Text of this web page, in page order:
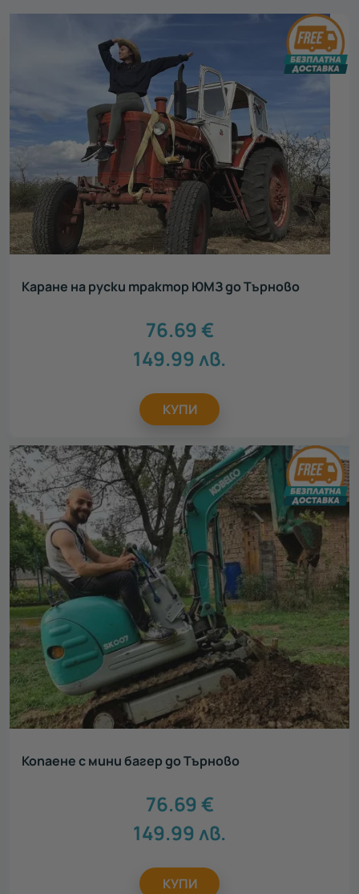
Каране на руски трактор ЮМЗ до Търново
76.69 €
149.99 лв.
КУПИ
Копаене с мини багер до Търново
76.69 €
149.99 лв.
КУПИ